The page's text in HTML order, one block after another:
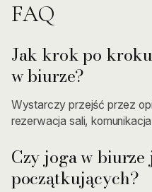
FAQ
Jak krok po
w biurze?
Wystarczy przejść przez
rezerwacja sali,
Czy joga w biurze
początkujących?